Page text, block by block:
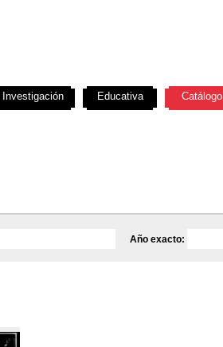
Año exacto:
Investigación Educativa Catálogo